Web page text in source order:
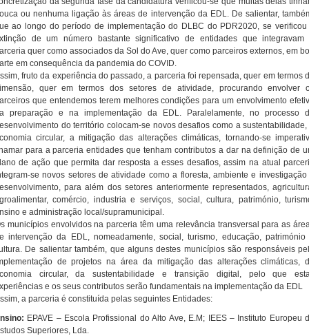
ou nenhuma ligação às áreas de intervenção da EDL. De salientar,
ao longo do período de implementação do DLBC do PDR2020, se verificou
de um número bastante significativo de entidades que integravam
quer como associados da Sol do Ave, quer como parceiros externos, em
em consequência da pandemia do COVID.
fruto da experiência do passado, a parceria foi repensada, quer em termos
quer em termos dos setores de atividade, procurando envolver
que entendemos terem melhores condições para um envolvimento
preparação e na implementação da EDL. Paralelamente, no processo
do território colocam-se novos desafios como a sustentabilidade,
circular, a mitigação das alterações climáticas, tornando-se
para a parceria entidades que tenham contributos a dar na definição de
de ação que permita dar resposta a esses desafios, assim na atual
se novos setores de atividade como a floresta, ambiente e investigação
para além dos setores anteriormente representados,
comércio, industria e serviços, social, cultura, património,
e administração local/supramunicipal.
municípios envolvidos na parceria têm uma relevância transversal para as
intervenção da EDL, nomeadamente, social, turismo, educação, património
De salientar também, que alguns destes municípios são responsáveis
de projetos na área da mitigação das alterações climáticas,
circular, da sustentabilidade e transição digital, pelo que
e os seus contributos serão fundamentais na implementação da EDL
a parceria é constituída pelas seguintes Entidades:
EPAVE – Escola Profissional do Alto Ave, E.M; IEES – Instituto Europeu
Superiores, Lda.